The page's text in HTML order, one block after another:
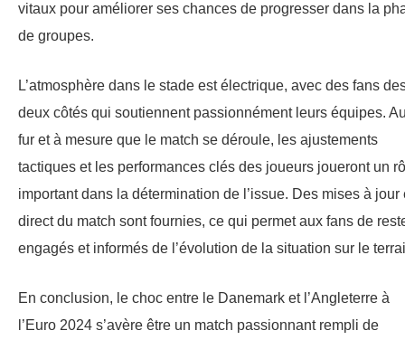
vitaux pour améliorer ses chances de progresser dans la
de groupes.
L’atmosphère dans le stade est électrique, avec des fans
deux côtés qui soutiennent passionnément leurs équipes.
fur et à mesure que le match se déroule, les ajustements
tactiques et les performances clés des joueurs joueront un
important dans la détermination de l’issue. Des mises à jour
direct du match sont fournies, ce qui permet aux fans de
engagés et informés de l’évolution de la situation sur le
En conclusion, le choc entre le Danemark et l’Angleterre à
l’Euro 2024 s’avère être un match passionnant rempli de